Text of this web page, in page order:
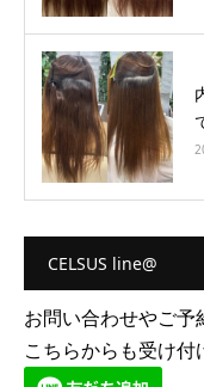
CELSUS line@
お問い合わせやご予
こちらからも受け付